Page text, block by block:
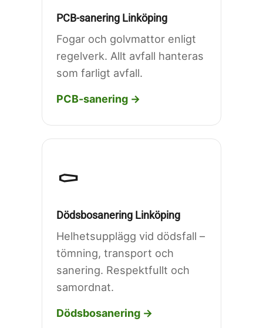
PCB-sanering Linköping
Fogar och golvmattor enligt
regelverk. Allt avfall hanteras
som farligt avfall.
PCB-sanering →
⚰️
Dödsbosanering Linköping
Helhetsupplägg vid dödsfall –
tömning, transport och
sanering. Respektfullt och
samordnat.
Dödsbosanering →